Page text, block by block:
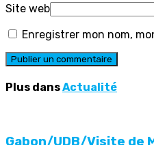
Site web
Enregistrer mon nom,
Plus dansActualité
Gabon/UDB/Visite de